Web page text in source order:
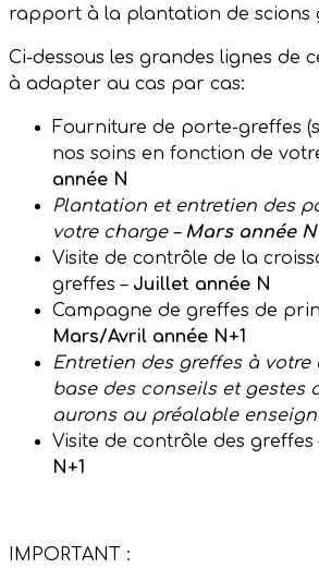
rapport à la plantation de scions
Ci-dessous les grandes lignes de
à adapter au cas par cas:
Fourniture de porte-greffes
nos soins en fonction de
année N
Plantation et entretien des
votre charge – Mars année N
Visite de contrôle de la
greffes – Juillet année N
Campagne de greffes de
Mars/Avril année N+1
Entretien des greffes à votre
base des conseils et gestes
aurons au préalable
Visite de contrôle des greffes
N+1
IMPORTANT :